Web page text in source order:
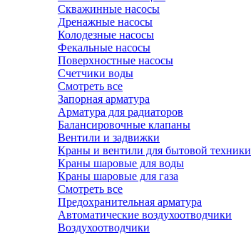
Скважинные насосы
Дренажные насосы
Колодезные насосы
Фекальные насосы
Поверхностные насосы
Счетчики воды
Смотреть все
Запорная арматура
Арматура для радиаторов
Балансировочные клапаны
Вентили и задвижки
Краны и вентили для бытовой техники
Краны шаровые для воды
Краны шаровые для газа
Смотреть все
Предохранительная арматура
Автоматические воздухоотводчики
Воздухоотводчики